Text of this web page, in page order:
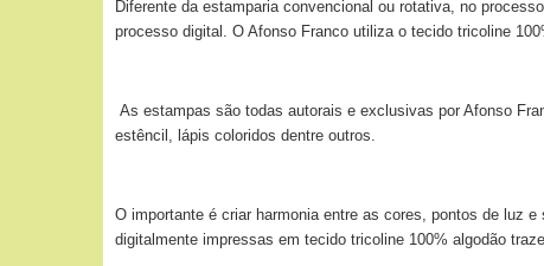
Diferente da estamparia convencional ou rotativa, no
processo digital. O Afonso Franco utiliza o tecido tricoline
As estampas são todas autorais e exclusivas por Afonso
estêncil, lápis coloridos dentre outros.
O importante é criar harmonia entre as cores, pontos de luz
digitalmente impressas em tecido tricoline 100% algodão